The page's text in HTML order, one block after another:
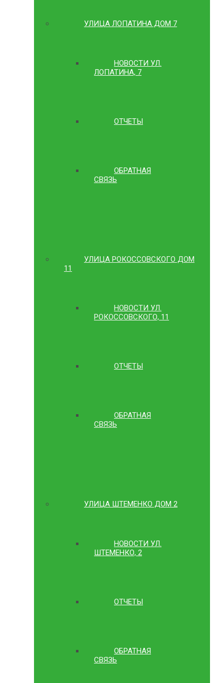
УЛИЦА ЛОПАТИНА ДОМ 7
НОВОСТИ УЛ.
ЛОПАТИНА, 7
ОТЧЕТЫ
ОБРАТНАЯ
СВЯЗЬ
УЛИЦА РОКОССОВСКОГО ДОМ
11
НОВОСТИ УЛ.
РОКОССОВСКОГО, 11
ОТЧЕТЫ
ОБРАТНАЯ
СВЯЗЬ
УЛИЦА ШТЕМЕНКО ДОМ 2
НОВОСТИ УЛ.
ШТЕМЕНКО, 2
ОТЧЕТЫ
ОБРАТНАЯ
СВЯЗЬ